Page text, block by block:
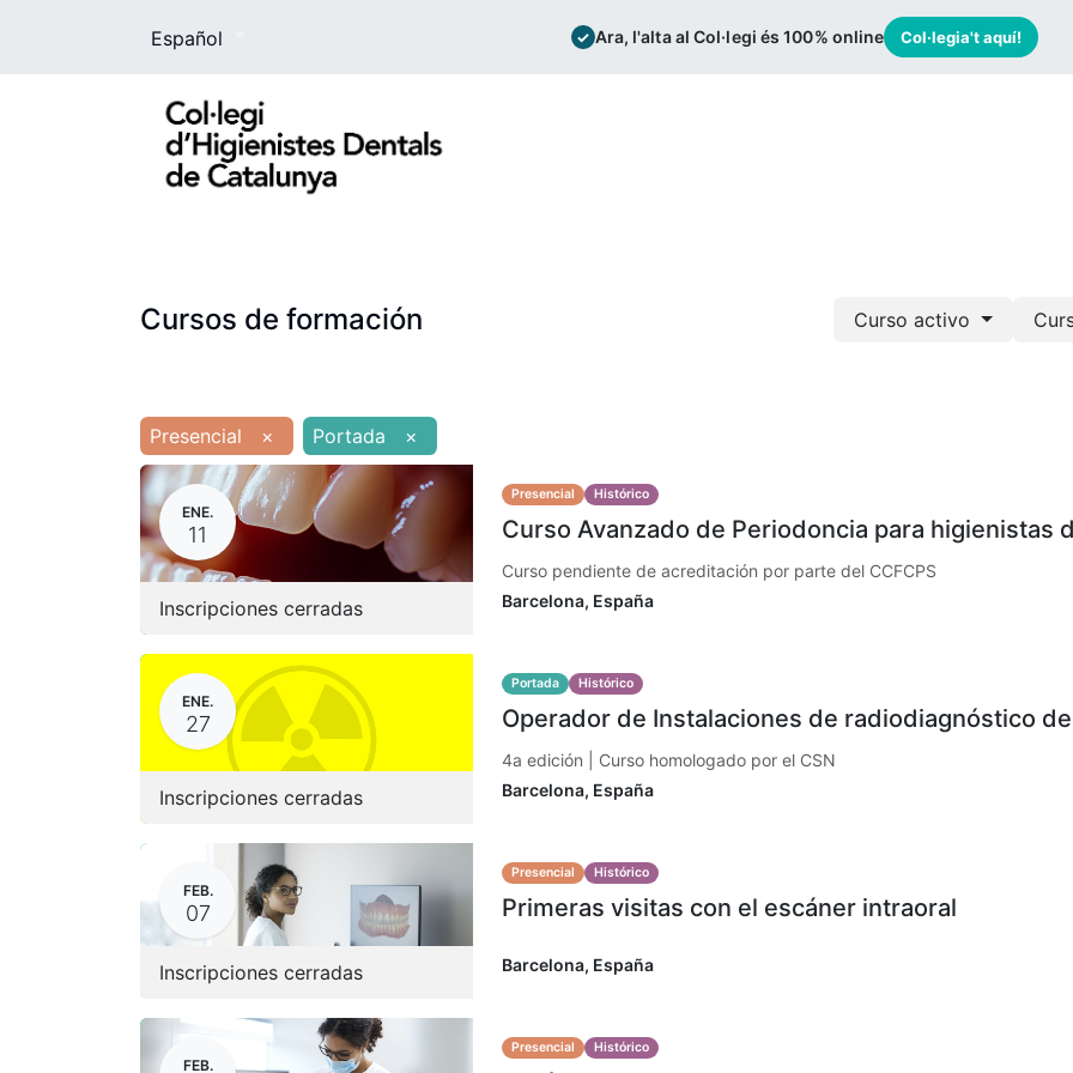
Español ✓ Ara, l'alta al Col·legi és 100% online Col·legia't aquí!
Cursos de formación Curso activo
Presencial × Portada ×
ENE.
11
Inscripciones cerradas
Presencial Histórico
Curso Avanzado de Periodoncia para higienistas
Curso pendiente de acreditación por parte del CCFCPS
Barcelona, España
ENE.
27
Inscripciones cerradas
Portada Histórico
Operador de Instalaciones de radiodiagnóstico
4a edición | Curso homologado por el CSN
Barcelona, España
FEB.
07
Inscripciones cerradas
Presencial Histórico
Primeras visitas con el escáner intraoral
Barcelona, España
FEB.
Presencial Histórico